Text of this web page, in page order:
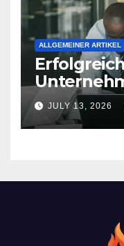
ALLGEMEINER ARTIKEL
JULY 13, 2026